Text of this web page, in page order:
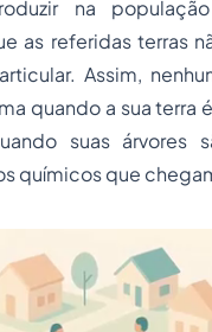
na
as referidas terras
Assim,
quando a sua terra
suas árvores
químicos que